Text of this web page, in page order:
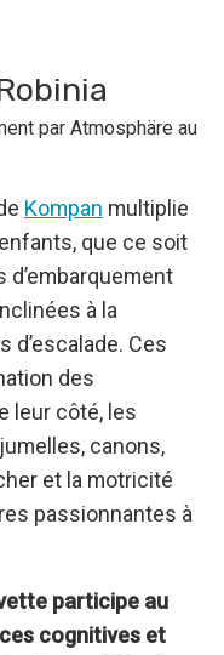
par Atmosphäre au
Kompan multiplie
que ce soit
à la
Ces
des
leur côté, les
canons,
et la motricité
passionnantes à
participe au
cognitives et